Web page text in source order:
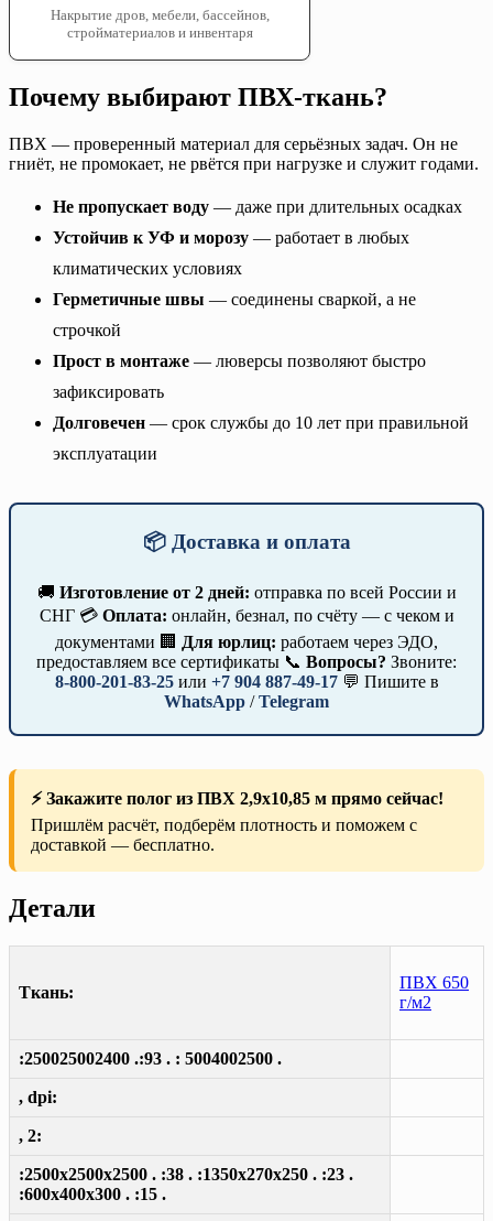
Накрытие дров, мебели, бассейнов,
стройматериалов и инвентаря
Почему выбирают ПВХ-ткань?
ПВХ — проверенный материал для серьёзных задач. Он не
гниёт, не промокает, не рвётся при нагрузке и служит годами.
Не пропускает воду — даже при длительных осадках
Устойчив к УФ и морозу — работает в любых
климатических условиях
Герметичные швы — соединены сваркой, а не
строчкой
Прост в монтаже — люверсы позволяют быстро
зафиксировать
Долговечен — срок службы до 10 лет при правильной
эксплуатации
📦 Доставка и оплата
🚚 Изготовление от 2 дней: отправка по всей России и
СНГ 💳 Оплата: онлайн, безнал, по счёту — с чеком и
документами 🏢 Для юрлиц: работаем через ЭДО,
предоставляем все сертификаты 📞 Вопросы? Звоните:
8-800-201-83-25или +7 904 887-49-17💬 Пишите в
WhatsApp /Telegram
⚡ Закажите полог из ПВХ 2,9х10,85 м прямо сейчас!
Пришлём расчёт, подберём плотность и поможем с
доставкой — бесплатно.
Детали
Ткань:
ПВХ 650
г/м2
:250025002400 .:93 . : 5004002500 .
, dpi:
, 2:
:2500x2500x2500 . :38 . :1350x270x250 . :23 .
:600x400x300 . :15 .